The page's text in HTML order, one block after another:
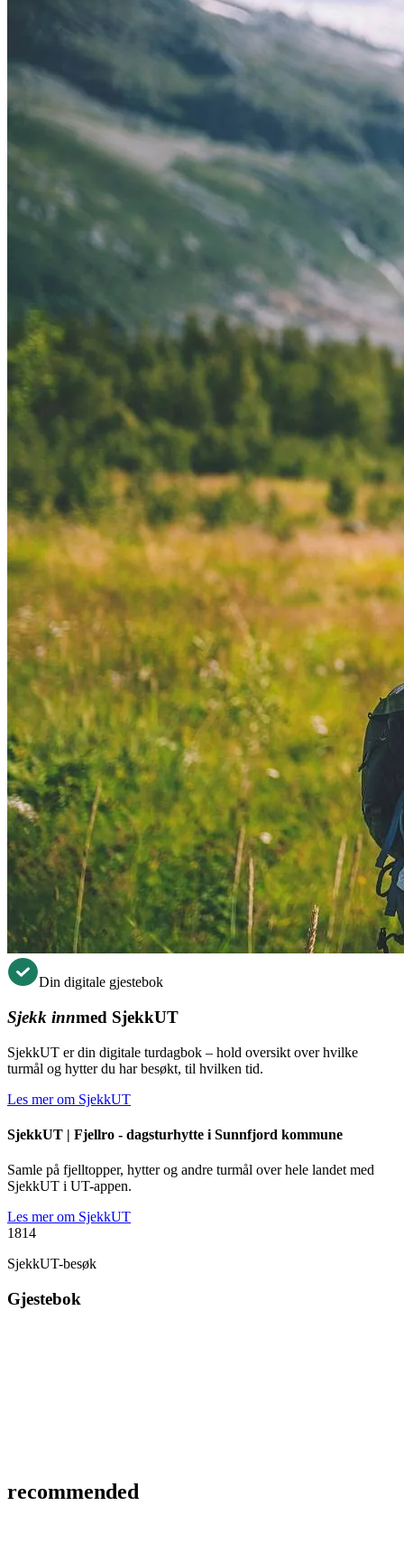
Din digitale gjestebok
Sjekk innmed SjekkUT
SjekkUT er din digitale turdagbok – hold oversikt over hvilke
turmål og hytter du har besøkt, til hvilken tid.
Les mer om SjekkUT
SjekkUT | Fjellro - dagsturhytte i Sunnfjord kommune
Samle på fjelltopper, hytter og andre turmål over hele landet med
SjekkUT i UT-appen.
Les mer om SjekkUT
1814
SjekkUT-besøk
Gjestebok
recommended